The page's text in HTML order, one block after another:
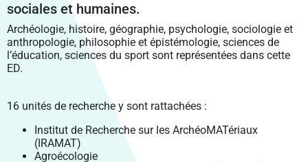
RECRUTEMENT DES ÉTABLISSEMENTS MEMBRES
PROJETS INTÉGRÉS
FELLOWS
MASTERS ISITE-BFC
COLLOQUE SCIENTIFIQUE ISITE-BFC
PÔLE SHS
PÔLE DGEP
PÔLE SV2TEA
POLYTECHNICUM
LABEX LIPSTIC
NCU RITM–BFC
PLATEFORME SMARTLIGHT
HARMI
PROJETS EUROPÉENS
SANTÉ PUBLIQUE BFC
PRODUCTIONS
CHARTE DE SIGNATURE SCIENTIFIQUE
PUBLICATIONS SCIENTIFIQUES
PRIX ET DISTINCTIONS
SCIENCE OUVERTE
OUVERTURE DES DONNÉES DE LA RECHERCHE :
SCIENCE AVEC ET POUR LA SOCIÉTÉ
VALORISATION
PORTRAITS DE CHERCHEURS
ENVIRONNEMENTS-SANTÉ
CARNOT-PASTEUR
SCIENCES POUR L’INGÉNIEUR ET MICROTECHNIQUES
DROIT, GESTION, SCIENCES ÉCONOMIQUES ET POLITIQUES
LETTRES, COMMUNICATION, LANGUES, ART
SOCIÉTÉS, ESPACE, PRATIQUES, TEMPS
FORMATION CONTINUE
ENTREPRENEURIAT
ENTREPRENEURIAT ÉTUDIANT : PEPITE-BFC
ENTREPRENEURIAT ET DOCTORAT
INSERTION PROFESSIONNELLE
DOCTORAT ET CARRIÈRE PROFESSIONNELLE
RÉSEAU UBFC ALUMNI
CROUS BOURGOGNE – FRANCHE-COMTÉ
SIGNALER UNE SITUATION D’URGENCE
CONSTRUIRE LA VIE ÉTUDIANTE 2024-2029
VENIR À UBFC
PARTIR À L’ÉTRANGER
CONTACTS
sociales et humaines.
Archéologie, histoire, géographie, psychologie, sociologie et
anthropologie, philosophie et épistémologie, sciences de
l’éducation, sciences du sport sont représentées dans cette
ED.
16 unités de recherche y sont rattachées :
Institut de Recherche sur les ArchéoMATériaux
(IRAMAT)
Agroécologie